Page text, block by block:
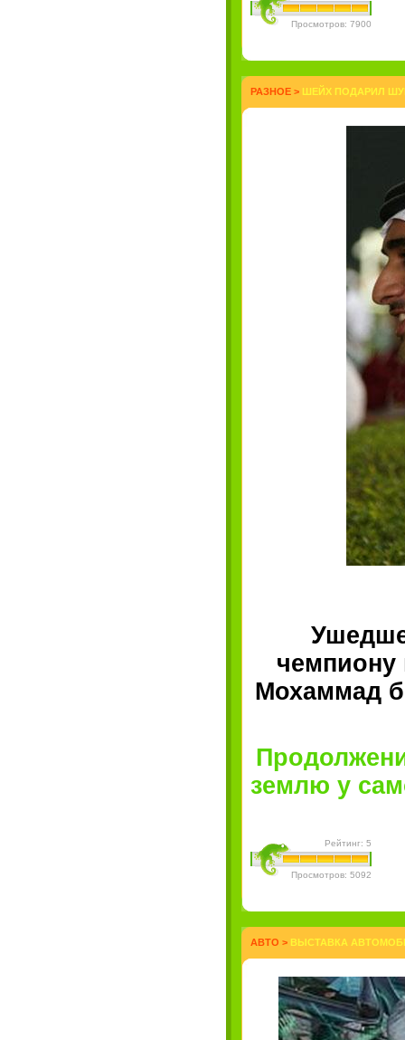
Просмотров: 7900
РАЗНОЕ > ШЕЙХ ПОДАРИЛ
Мохаммад
землю у
Рейтинг: 5
Просмотров: 5092
АВТО > ВЫСТАВКА